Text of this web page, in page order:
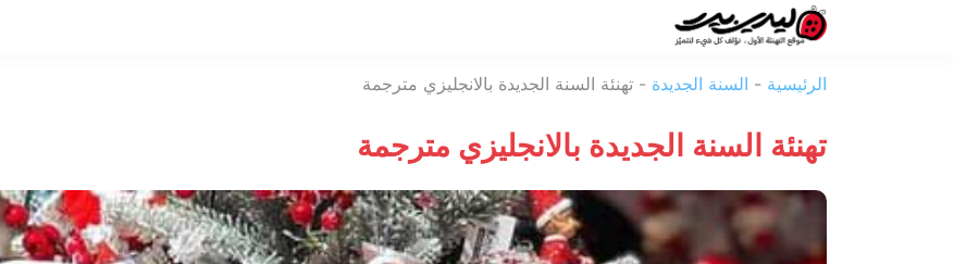
بيرد
الرئيسية - السنة الجديدة - تهنئة السنة الجديدة بالانجليزي مترجمة
تهنئة السنة الجديدة بالانجليزي مترجمة